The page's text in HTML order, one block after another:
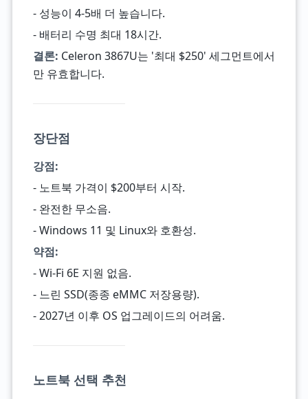
- 성능이 4-5배 더 높습니다.
- 배터리 수명 최대 18시간.
결론: Celeron 3867U는 '최대 $250' 세그먼트에서
만 유효합니다.
장단점
강점:
- 노트북 가격이 $200부터 시작.
- 완전한 무소음.
- Windows 11 및 Linux와 호환성.
약점:
- Wi-Fi 6E 지원 없음.
- 느린 SSD(종종 eMMC 저장용량).
- 2027년 이후 OS 업그레이드의 어려움.
노트북 선택 추천